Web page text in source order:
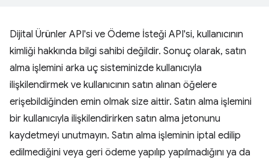
Dijital Ürünler API'si ve Ödeme İsteği API'si, kullanıcının
kimliği hakkında bilgi sahibi değildir. Sonuç olarak, satın
alma işlemini arka uç sisteminizde kullanıcıyla
ilişkilendirmek ve kullanıcının satın alınan öğelere
erişebildiğinden emin olmak size aittir. Satın alma işlemini
bir kullanıcıyla ilişkilendirirken satın alma jetonunu
kaydetmeyi unutmayın. Satın alma işleminin iptal edilip
edilmediğini veya geri ödeme yapılıp yapılmadığını ya da